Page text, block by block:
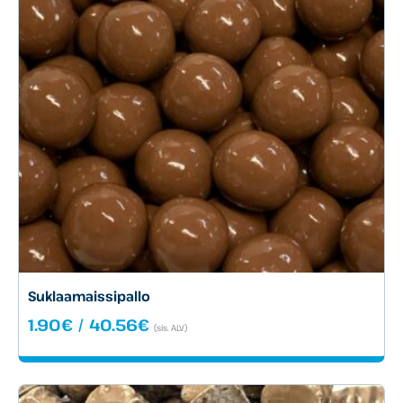
Suklaamaissipallo
1.90€ / 40.56€Hintaluokka:
-
(sis. ALV)